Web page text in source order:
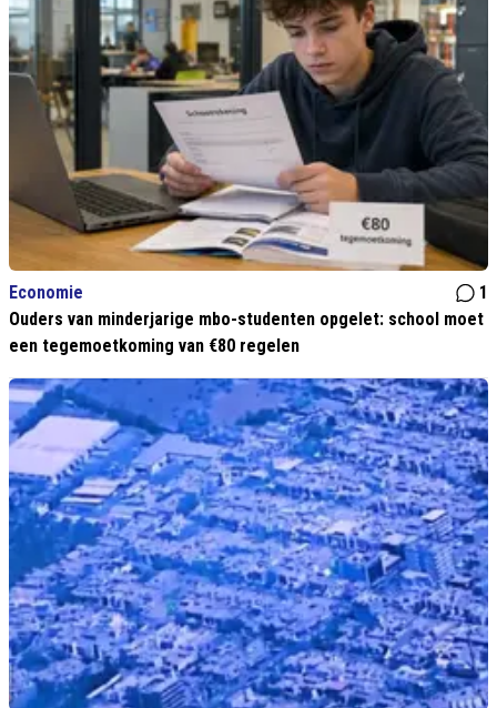
Economie
1
Ouders van minderjarige mbo-studenten opgelet: school moet
een tegemoetkoming van €80 regelen